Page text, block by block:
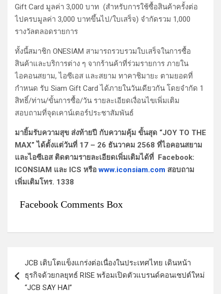
Gift Card มูลค่า 3,000 บาท (สำหรับการใช้ซื้อสินค้าครั้งต่อ
ไปครบมูลค่า 3,000 บาทขึ้นไป/ใบเสร็จ) จำกัดรวม 1,000
รางวัลตลอดรายการ
ทั้งนี้สมาชิก ONESIAM สามารถรวบรวมใบเสร็จในการซื้อ
สินค้าและบริการต่าง ๆ จากร้านค้าที่ร่วมรายการ ภายใน
ไอคอนสยาม, ไอซีเอส และสยาม ทาคาชิมายะ ตามยอดที่
กำหนด รับ Siam Gift Card ได้ภายในวันเดียวกัน โดยจำกัด 1
สิทธิ์/ท่าน/ขั้นการซื้อ/วัน รายละเอียดเงื่อนไขเพิ่มเติม
สอบถามที่จุดเคาน์เตอร์ประชาสัมพันธ์
มายิ้มรับความสุข ส่งท้ายปี กับความคุ้ม ขั้นสุด “JOY TO THE
MAX” ได้ตั้งแต่วันที่ 17 – 26 ธันวาคม 2568 ที่ไอคอนสยาม
และไอซีเอส ติดตามรายละเอียดเพิ่มเติมได้ที่ Facebook:
ICONSIAM และ ICS หรือwww.iconsiam.com สอบถาม
เพิ่มเติมโทร. 1338
Facebook Comments Box
JCB เติบโตแข็งแกร่งต่อเนื่องในประเทศไทย เดินหน้า
ธุรกิจด้วยกลยุทธ์ RISE พร้อมเปิดตัวแบรนด์คอนเซปต์ใหม่
“JCB SAY HAI”